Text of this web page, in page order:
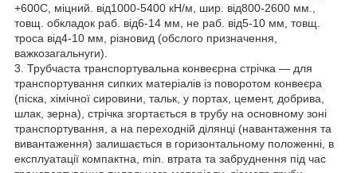
+600С, міцний. від1000-5400 кН/м, шир. від800-2600 мм.,
товщ. обкладок раб. від6-14 мм, не раб. від5-10 мм, товщ.
троса від4-10 мм, різновид (обслого призначення,
важкозагальнуги).
3. Трубчаста транспортувальна конвеєрна стрічка — для
транспортування сипких матеріалів із поворотом конвеєра
(піска, хімічної сировини, тальк, у портах, цемент, добрива,
шлак, зерна), стрічка згортається в трубу на основному зоні
транспортування, а на переходній ділянці (навантаження та
вивантаження) залишається в горизонтальному положенні, в
експлуатації компактна, min. втрата та забруднення під час